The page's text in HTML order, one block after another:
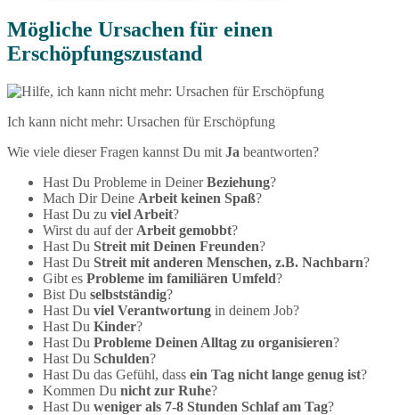
Mögliche Ursachen für einen
Erschöpfungszustand
Ich kann nicht mehr: Ursachen für Erschöpfung
Wie viele dieser Fragen kannst Du mit Ja beantworten?
Hast Du Probleme in DeinerBeziehung?
Mach Dir Deine Arbeit keinen Spaß?
Hast Du zu viel Arbeit?
Wirst du auf der Arbeit gemobbt?
Hast Du Streit mit Deinen Freunden?
Hast Du Streit mit anderen Menschen, z.B. Nachbarn?
Gibt es Probleme im familiären Umfeld?
Bist Du selbstständig?
Hast Du viel Verantwortung in deinem Job?
Hast Du Kinder?
Hast Du Probleme Deinen Alltag zu organisieren?
Hast Du Schulden?
Hast Du das Gefühl, dass ein Tag nicht lange genug ist?
Kommen Du nicht zur Ruhe?
Hast Du weniger als 7-8 Stunden Schlaf am Tag?